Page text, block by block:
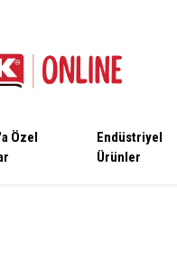
Özel
Endüstriyel
Ürünler